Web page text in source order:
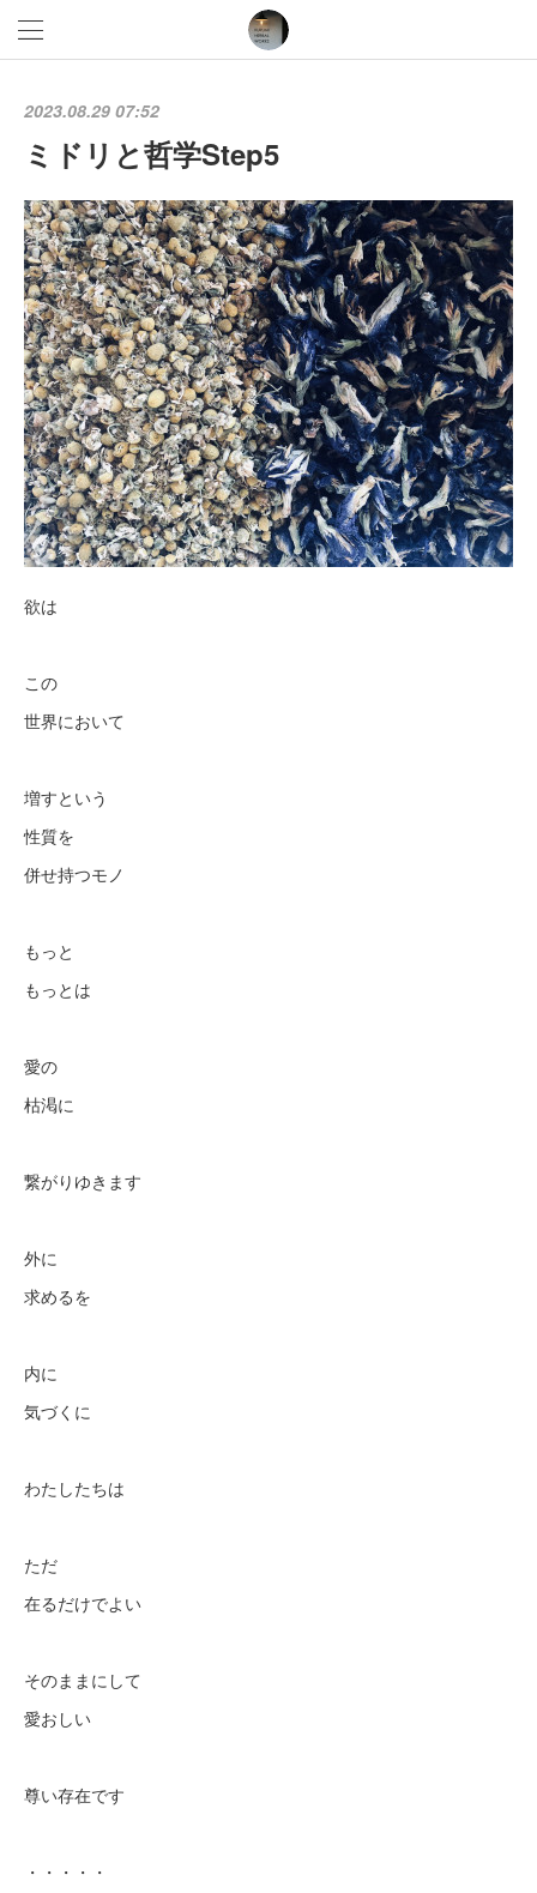
2023.08.29 07:52
ミドリと哲学Step5
欲は
この
世界において
増すという
性質を
併せ持つモノ
もっと
もっとは
愛の
枯渇に
繋がりゆきます
外に
求めるを
内に
気づくに
わたしたちは
ただ
在るだけでよい
そのままにして
愛おしい
尊い存在です
・・・・・